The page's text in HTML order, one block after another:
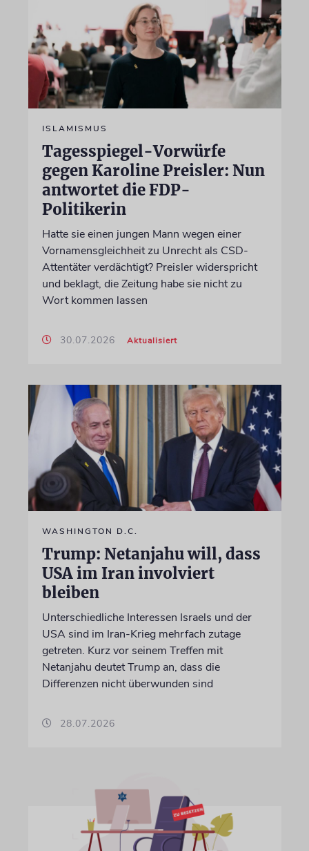
ISLAMISMUS
Tagesspiegel-Vorwürfe
gegen Karoline Preisler: Nun
antwortet die FDP-
Politikerin
Hatte sie einen jungen Mann wegen einer
Vornamensgleichheit zu Unrecht als CSD-
Attentäter verdächtigt? Preisler widerspricht
und beklagt, die Zeitung habe sie nicht zu
Wort kommen lassen
30.07.2026 Aktualisiert
WASHINGTON D.C.
Trump: Netanjahu will, dass
USA im Iran involviert
bleiben
Unterschiedliche Interessen Israels und der
USA sind im Iran-Krieg mehrfach zutage
getreten. Kurz vor seinem Treffen mit
Netanjahu deutet Trump an, dass die
Differenzen nicht überwunden sind
28.07.2026